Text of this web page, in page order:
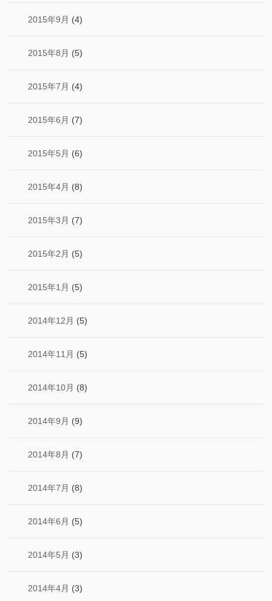
2015年9月 (4)
2015年8月 (5)
2015年7月 (4)
2015年6月 (7)
2015年5月 (6)
2015年4月 (8)
2015年3月 (7)
2015年2月 (5)
2015年1月 (5)
2014年12月 (5)
2014年11月 (5)
2014年10月 (8)
2014年9月 (9)
2014年8月 (7)
2014年7月 (8)
2014年6月 (5)
2014年5月 (3)
2014年4月 (3)